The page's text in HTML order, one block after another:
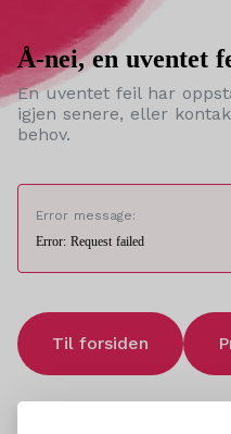
Å-nei, en uventet
En uventet feil har
igjen senere, eller
behov.
Error message:
Error: Request failed
Til forsiden